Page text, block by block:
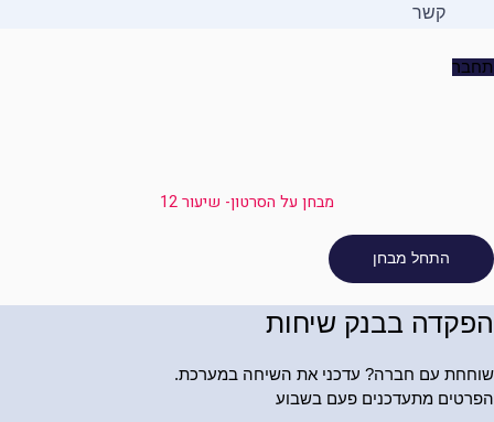
קשר
מבחן על הסרטון- שיעור 12
הפקדה בבנק שיחות
שוחחת עם חברה? עדכני את השיחה במערכת.
הפרטים מתעדכנים פעם בשבוע